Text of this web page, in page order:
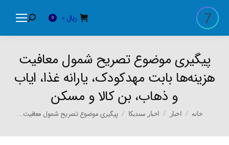
ریال 0
Search:
پیگیری موضوع تصریح شمول معافیت
هزینه‌ها بابت مهدکودک، یارانه غذا، ایاب
و ذهاب، بن کالا و مسکن
You are here:
خانه اخبار اخبار سندیکا پیگیری موضوع تصریح شمول معافیت…